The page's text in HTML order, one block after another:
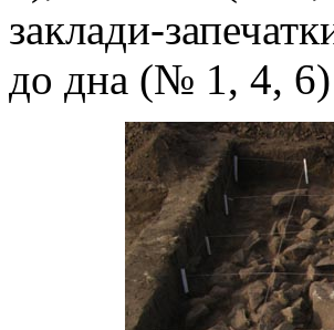
заклади-
до дна (№ 1, 4, 6)